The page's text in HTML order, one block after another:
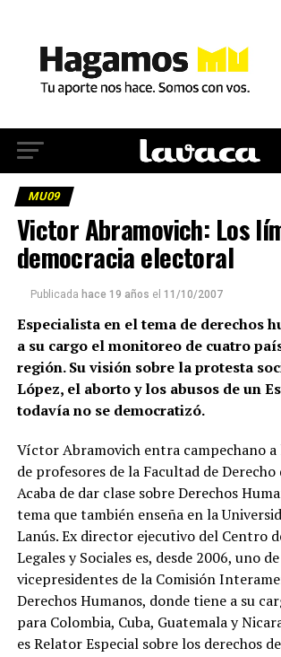
MU09
Victor Abramovich: Los
democracia electoral
Publicada hace 19 años el 11/10/2007
Especialista en el tema de derechos
a su cargo el monitoreo de cuatro
región. Su visión sobre la protesta
López, el aborto y los abusos de un
todavía no se democratizó.
Víctor Abramovich entra campechano a
de profesores de la Facultad de Derecho
Acaba de dar clase sobre Derechos
tema que también enseña en la
Lanús. Ex director ejecutivo del Centro
Legales y Sociales es, desde 2006, uno
vicepresidentes de la Comisión
Derechos Humanos, donde tiene a su
para Colombia, Cuba, Guatemala y
es Relator Especial sobre los derechos